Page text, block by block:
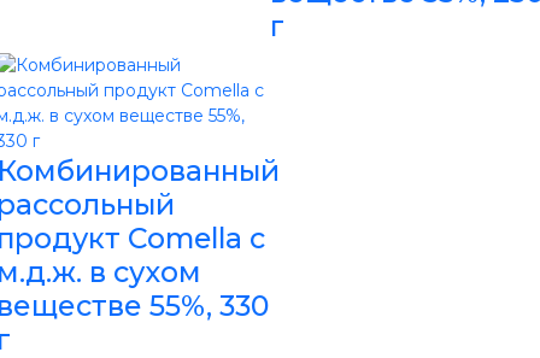
г
Comella с
в сухом
55%, 330